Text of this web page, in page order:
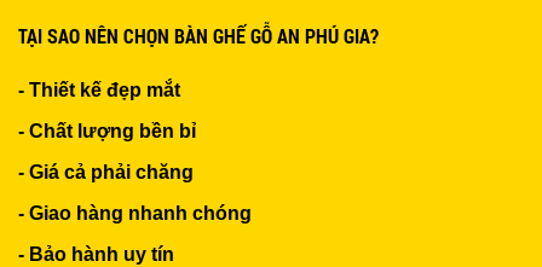
Ghế Ăn nhập khẩu ELLA - Mã SP: GNK05
TẠI SAO NÊN CHỌN BÀN GHẾ GỖ AN PHÚ GIA?
- Thiết kế đẹp mắt
- Chất lượng bền bỉ
- Giá cả phải chăng
- Giao hàng nhanh chóng
- Bảo hành uy tín